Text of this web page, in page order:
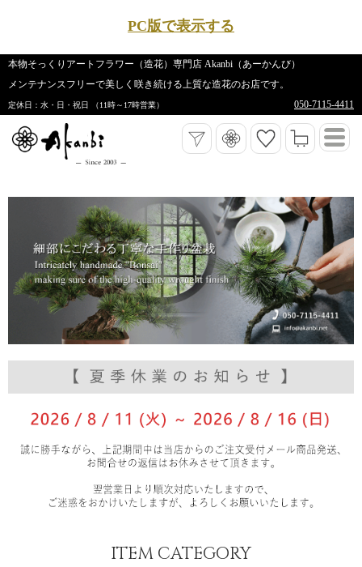
PC版で表示する
本物そっくりアートフラワー（造花）専門店 Akanbi（あーかんび）
メンテナンスフリーで美しく咲き続ける上質な造花のお店です。
定休日：水・日・祝日 （11時～17時営業） 050-7115-4411
ITEM CATEGORY